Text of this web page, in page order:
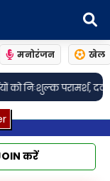
मनोरंजन खेल
गया• लखनऊः
करें